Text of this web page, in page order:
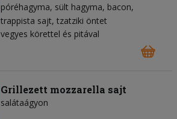
póréhagyma sült hagyma bacon
trappista sajt tzatziki öntet
vegyes körettel és pitával
Grillezett mozzarella sajt
salátaágyon